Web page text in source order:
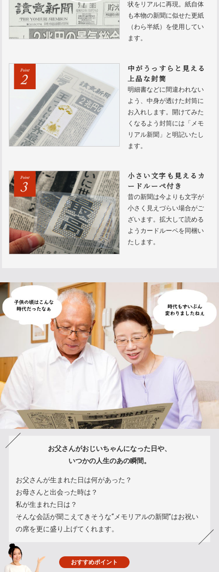
状をリアルに再現。紙自体
も本物の新聞に似せた更紙
（わら半紙）を使用してい
ます。
中がうっすらと見える
上品な封筒
明細書などに間違われない
よう、中身が透けた封筒に
お入れします。開けてみた
くなるよう封筒には「メモ
リアル新聞」と明記いたし
ます。
小さい文字も見えるカ
ードルーペ付き
昔の新聞は今よりも文字が
小さく見えづらい場合がご
ざいます。拡大して読める
ようカードルーペを同梱い
たします。
お父さんがおじいちゃんになった日や、
いつかの人生のあの瞬間。
お父さんが生まれた日は何があった？
お母さんと出会った時は？
私が生まれた日は？
そんな会話が聞こえてきそうな“メモリアルの新聞”はお祝い
の席を更に盛り上げてくれます。
おすすめポイント